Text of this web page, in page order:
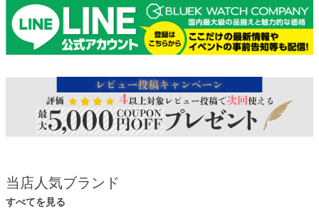
当店人気ブランド
すべてを見る